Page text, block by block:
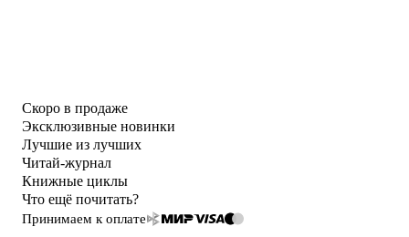
Скоро в продаже
Эксклюзивные новинки
Лучшие из лучших
Читай-журнал
Книжные циклы
Что ещё почитать?
Принимаем к оплате